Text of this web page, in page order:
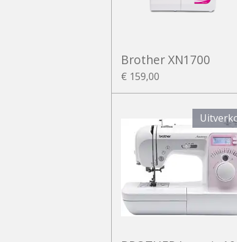
Brother XN1700
€ 159,00